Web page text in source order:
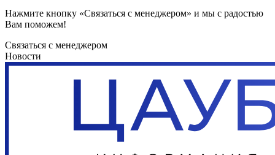
Нажмите кнопку «Связаться с менеджером» и мы с радостью
Вам поможем!
Связаться с менеджером
Новости